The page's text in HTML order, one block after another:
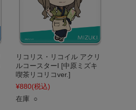
リコリス・リコイル アクリ
ルコースターI [中原ミズキ
喫茶リコリコver.]
¥880(税込)
在庫 ○